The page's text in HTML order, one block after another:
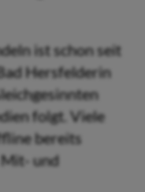
ist schon seit
Hersfelderin
folgt. Viele
bereits
und